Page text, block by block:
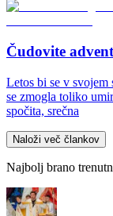
Čudovite
Letos bi se v svojem
se zmogla toliko
spočita, srečna
Naloži več člankov
Najbolj brano